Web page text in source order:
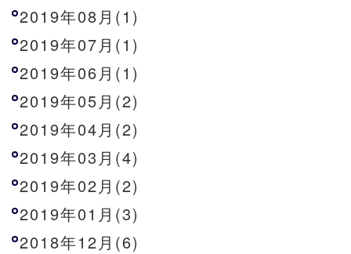
2019年08月(1)
2019年07月(1)
2019年06月(1)
2019年05月(2)
2019年04月(2)
2019年03月(4)
2019年02月(2)
2019年01月(3)
2018年12月(6)